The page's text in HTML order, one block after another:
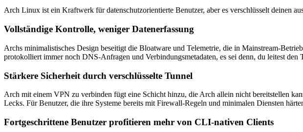
Arch Linux ist ein Kraftwerk für datenschutzorientierte Benutzer, aber es verschlüsselt deinen
Vollständige Kontrolle, weniger Datenerfassung
Archs minimalistisches Design beseitigt die Bloatware und Telemetrie, die in Mainstream-
protokolliert immer noch DNS-Anfragen und Verbindungsmetadaten, es sei denn, du leitest den
Stärkere Sicherheit durch verschlüsselte Tunnel
Arch mit einem VPN zu verbinden fügt eine Schicht hinzu, die Arch allein nicht bereitstellen
Lecks. Für Benutzer, die ihre Systeme bereits mit Firewall-Regeln und minimalen Diensten
Fortgeschrittene Benutzer profitieren mehr von CLI-nativen Clients